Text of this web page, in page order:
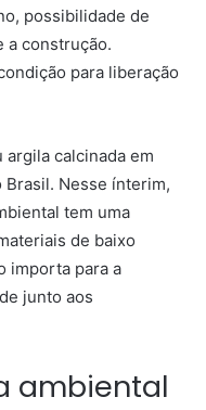
possibilidade de
a construção.
para liberação
calcinada em
Nesse ínterim,
tem uma
de baixo
importa para a
junto aos
ambiental